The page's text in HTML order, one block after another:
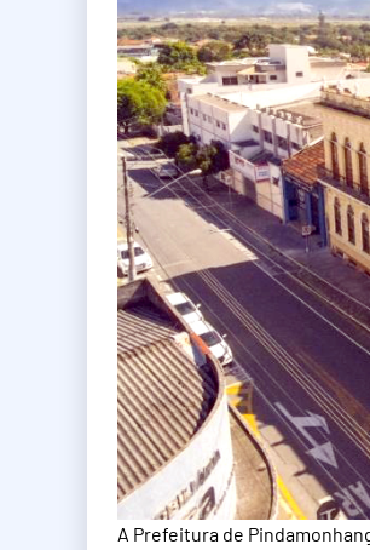
A Prefeitura de